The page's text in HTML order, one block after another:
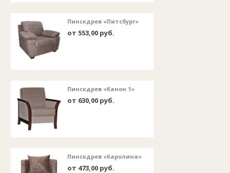
Пинскдрев «Питсбург»
от 553,00 руб.
Пинскдрев «Канон 1»
от 630,00 руб.
Пинскдрев «Каролина»
от 473,00 руб.